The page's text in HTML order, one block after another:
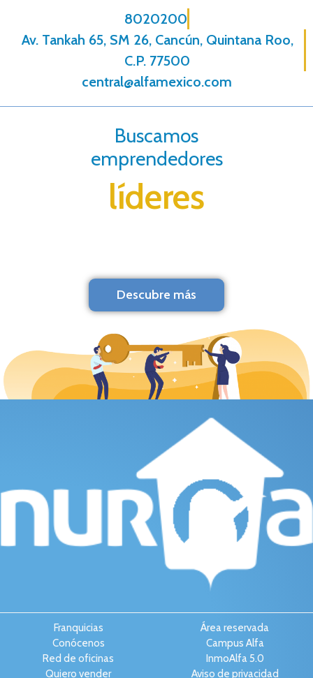
8020200
Av. Tankah 65, SM 26, Cancún, Quintana Roo,
C.P. 77500
central@alfamexico.com
Buscamos
emprendedores
líderes
Descubre más
Franquicias
Conócenos
Red de oficinas
Quiero vender
Área reservada
Campus Alfa
InmoAlfa 5.0
Aviso de privacidad